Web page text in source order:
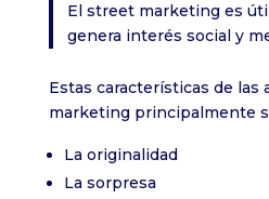
El street marketing es
genera interés social y
Estas características de las
marketing principalmente
La originalidad
La sorpresa